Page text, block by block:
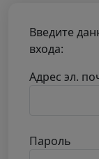
Введите
входа:
Адрес эл.
Пароль